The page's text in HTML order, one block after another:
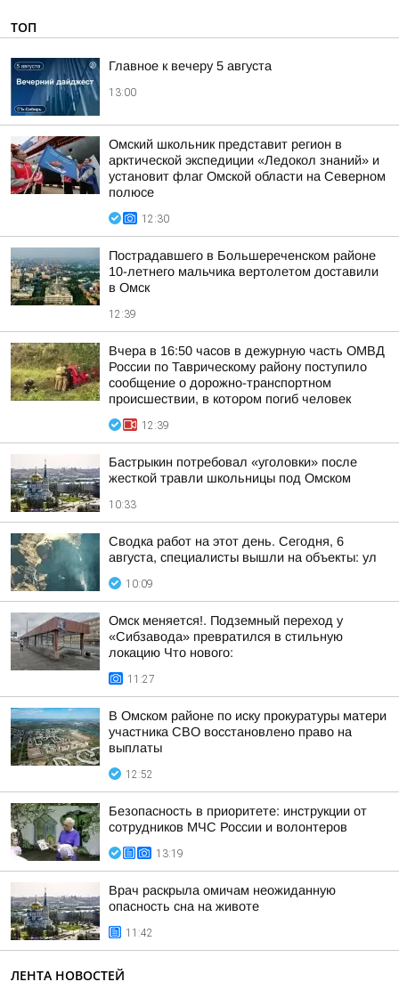
ТОП
Главное к вечеру 5 августа
13:00
Омский школьник представит регион в
арктической экспедиции «Ледокол знаний» и
установит флаг Омской области на Северном
полюсе
12:30
Пострадавшего в Большереченском районе
10-летнего мальчика вертолетом доставили
в Омск
12:39
Вчера в 16:50 часов в дежурную часть ОМВД
России по Таврическому району поступило
сообщение о дорожно-транспортном
происшествии, в котором погиб человек
12:39
Бастрыкин потребовал «уголовки» после
жесткой травли школьницы под Омском
10:33
Сводка работ на этот день. Сегодня, 6
августа, специалисты вышли на объекты: ул
10:09
Омск меняется!. Подземный переход у
«Сибзавода» превратился в стильную
локацию Что нового:
11:27
В Омском районе по иску прокуратуры матери
участника СВО восстановлено право на
выплаты
12:52
Безопасность в приоритете: инструкции от
сотрудников МЧС России и волонтеров
13:19
Врач раскрыла омичам неожиданную
опасность сна на животе
11:42
ЛЕНТА НОВОСТЕЙ